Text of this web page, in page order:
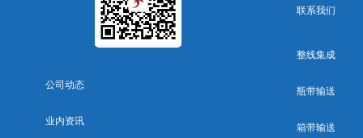
公司动态
业内资讯
整线集成
瓶带输送
箱带输送
联系我们